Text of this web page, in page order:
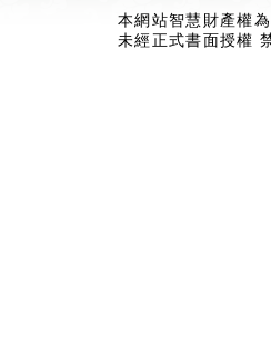
本網站智慧財產權
未經正式書面授權